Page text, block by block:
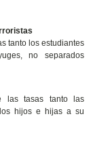
tanto los estudiantes
no separados
las tasas tanto las
hijos e hijas a su